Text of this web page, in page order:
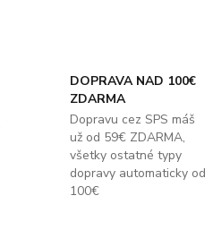
DOPRAVA NAD 100€
ZDARMA
Dopravu cez SPS máš
už od 59€ ZDARMA,
všetky ostatné typy
dopravy automaticky od
100€